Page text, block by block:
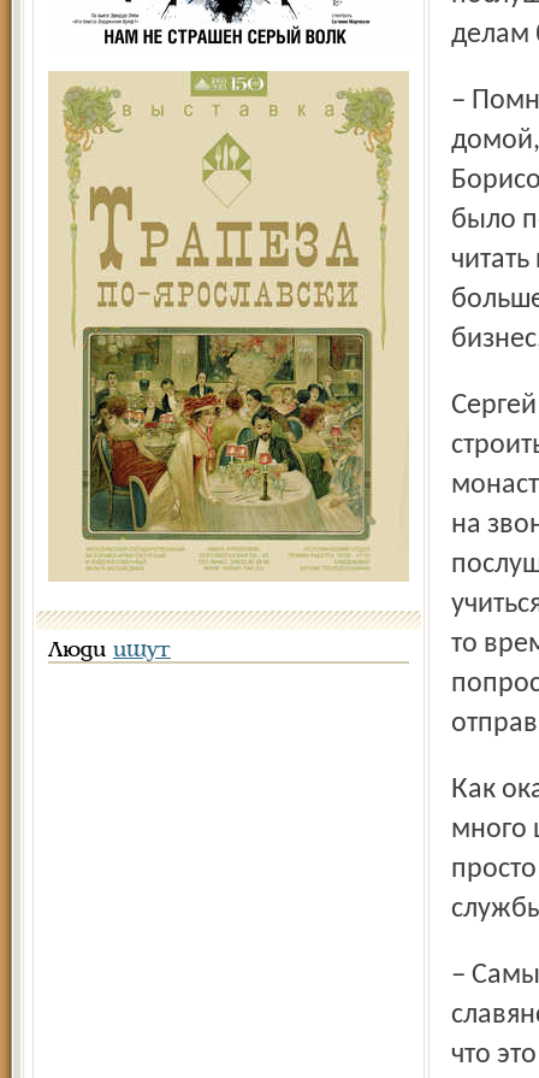
Люди ищут
делам
– Помню, было это после Рождества, звоню из Индии
было
Сергей купил участок земли в селе Андреевском и начал
на
то
Как оказалось, чтобы научиться звонить, нужно пройти
много
– Самым сложным для меня оказалось выучить церковно-
что